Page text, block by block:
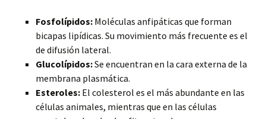
Fosfolípidos: Moléculas anfipáticas que forman
bicapas lipídicas. Su movimiento más frecuente es el
de difusión lateral.
Glucolípidos:Se encuentran en la cara externa de la
membrana plasmática.
Esteroles: El colesterol es el más abundante en las
células animales, mientras que en las células